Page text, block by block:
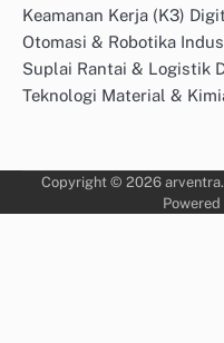
Keamanan Kerja (K3)
Otomasi & Robotika
Suplai Rantai & Logistik
Teknologi Material &
Copyright © 2026